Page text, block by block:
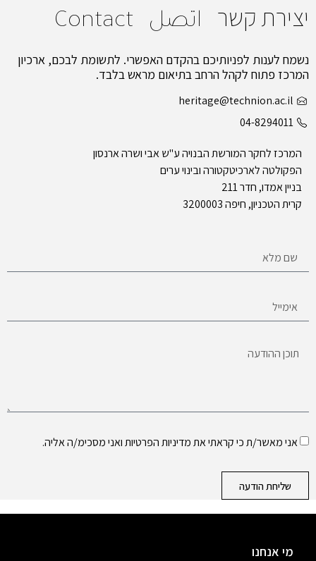
יצירת קשר اتصل Contact
נשמח לענות לפניותיכם בהקדם האפשרי. לתשומת לבכם, ארכיון
המרכז פתוח לקהל הרחב בתיאום מראש בלבד.
heritage@technion.ac.il
04-8294011
המרכז לחקר המורשת הבנויה ע"ש אבי ושרה ארנסון
הפקולטה לארכיטקטורה ובינוי ערים
בניין אמדו, חדר 211
קרית הטכניון, חיפה 3200003
אני מאשר/ת כי קראתי אתמדיניות הפרטיותואני מסכימ/ה אליה.
שליחת הודעה
מי אנחנו